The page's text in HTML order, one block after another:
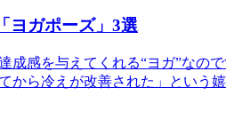
ヨガポーズ」3選
感を与えてくれる“ヨガ”なの
から冷えが改善された」という